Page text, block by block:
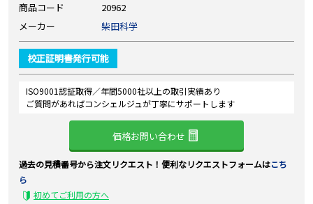
商品コード
20962
メーカー
柴田科学
校正証明書発行可能
ISO9001認証取得／年間5000社以上の取引実績あり
ご質問があればコンシェルジュが丁寧にサポートします
価格お問い合わせ
過去の見積番号から注文リクエスト！便利なリクエストフォームはこち
ら
初めてご利用の方へ